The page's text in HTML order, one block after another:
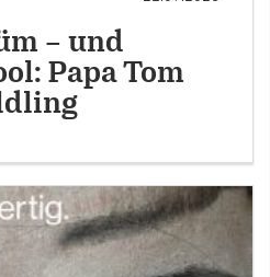
– und
Papa Tom